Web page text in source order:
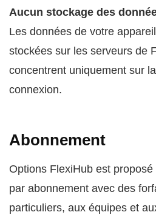
Aucun stockage des
Les données de votre
stockées sur les serveurs de
concentrent uniquement sur
connexion.
Abonnement
Options FlexiHub est
par abonnement avec des
particuliers, aux équipes et